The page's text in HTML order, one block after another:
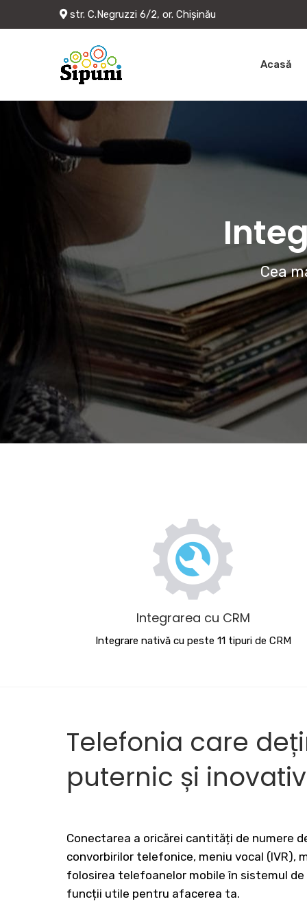
str. C.Negruzzi 6/2, or. Chișinău
Acasă
Cea
Integrarea cu CRM
Integrare nativă cu peste 11 tipuri de CRM
Telefonia care
puternic și
Conectarea a oricărei cantități de numere
convorbirilor telefonice, meniu vocal (IVR),
folosirea telefoanelor mobile în sistemul
funcții utile pentru afacerea ta.